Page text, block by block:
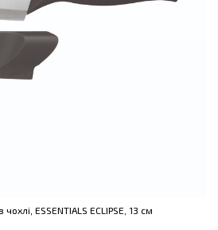
ESSENTIALS ECLIPSE, 13 см